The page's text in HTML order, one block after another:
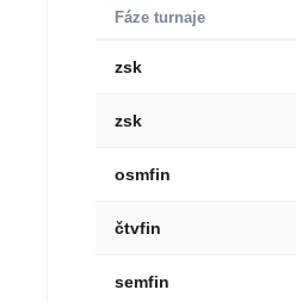
Fáze turnaje
zsk
zsk
osmfin
čtvfin
semfin